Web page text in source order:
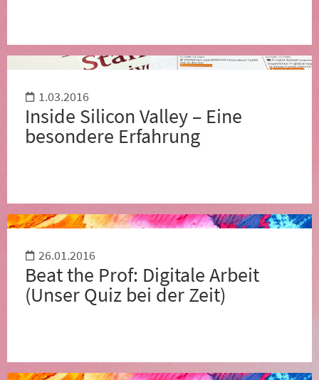
1.03.2016
Inside Silicon Valley – Eine
besondere Erfahrung
26.01.2016
Beat the Prof: Digitale Arbeit
(Unser Quiz bei der Zeit)